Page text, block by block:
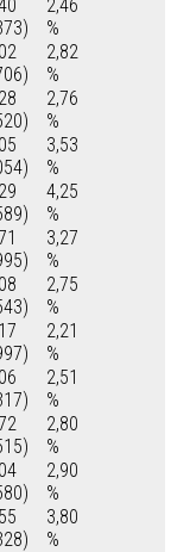
2,46
%
2,82
%
2,76
%
3,53
%
4,25
%
3,27
%
2,75
%
2,21
%
2,51
%
2,80
%
2,90
%
3,80
%